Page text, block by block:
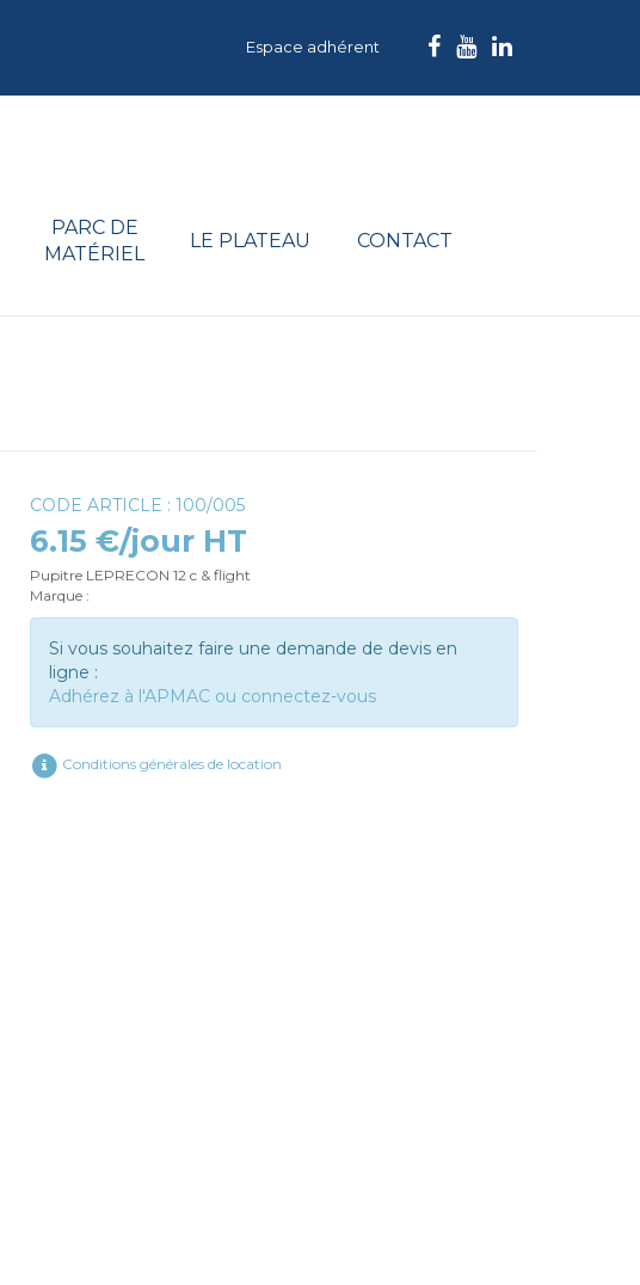
Espace adhérent
PARC DE
MATÉRIEL
LE PLATEAU CONTACT
CODE ARTICLE : 100/005
6.15 €/jour HT
Pupitre LEPRECON 12 c & flight
Marque :
Si vous souhaitez faire une demande de devis en
ligne :
Adhérez à l'APMAC ou connectez-vous
Conditions générales de location